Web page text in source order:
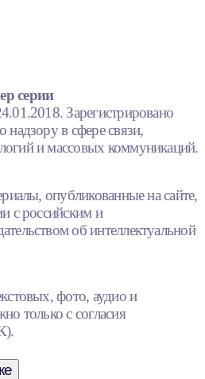
серии
Зарегистрировано
в сфере связи,
и массовых коммуникаций.
опубликованные на сайте,
с российским и
об интеллектуальной
фото, аудио и
только с согласия